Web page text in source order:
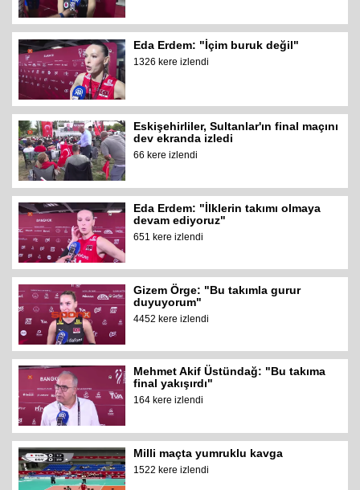
Eda Erdem: "İçim buruk değil"
1326 kere izlendi
Eskişehirliler, Sultanlar'ın final maçını
dev ekranda izledi
66 kere izlendi
Eda Erdem: "İlklerin takımı olmaya
devam ediyoruz"
651 kere izlendi
Gizem Örge: "Bu takımla gurur
duyuyorum"
4452 kere izlendi
Mehmet Akif Üstündağ: "Bu takıma
final yakışırdı"
164 kere izlendi
Milli maçta yumruklu kavga
1522 kere izlendi